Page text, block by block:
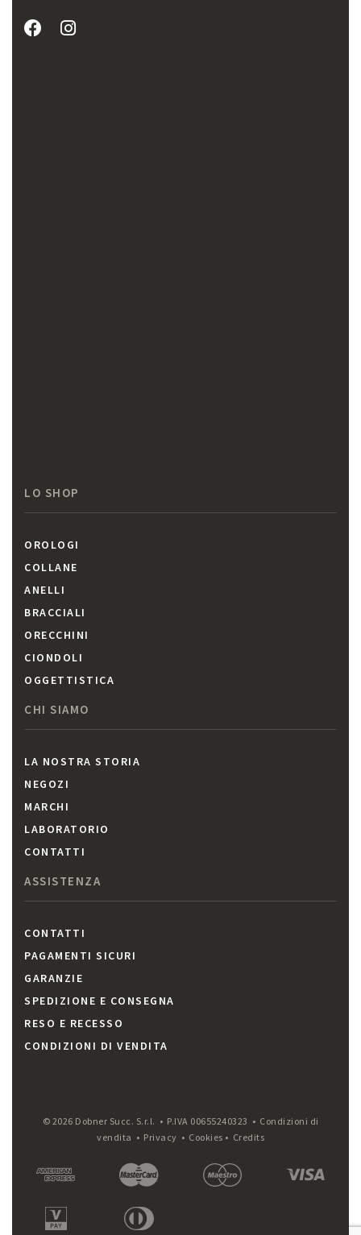
LO SHOP
OROLOGI
COLLANE
ANELLI
BRACCIALI
ORECCHINI
CIONDOLI
OGGETTISTICA
CHI SIAMO
LA NOSTRA STORIA
NEGOZI
MARCHI
LABORATORIO
CONTATTI
ASSISTENZA
CONTATTI
PAGAMENTI SICURI
GARANZIE
SPEDIZIONE E CONSEGNA
RESO E RECESSO
CONDIZIONI DI VENDITA
© 2026 Dobner Succ. S.r.l. • P.IVA 00655240323 • Condizioni di
vendita • Privacy • Cookies • Credits